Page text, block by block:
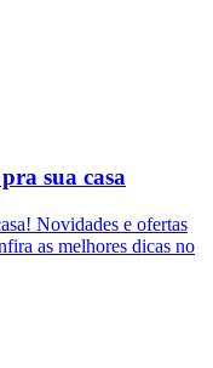
sua casa
Novidades e ofertas
as melhores dicas no